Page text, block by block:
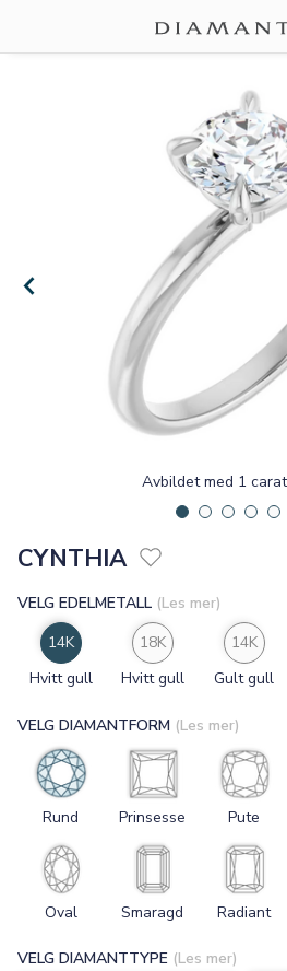
Avbildet med 1
CYNTHIA
VELG DIAMANTTYPE (Les mer)
VELG EDELMETALL (Les mer)
14K
Hvitt gull
18K
Hvitt gull
14K
Gult gull
VELG DIAMANTFORM (Les mer)
Rund Prinsesse Pute
Oval Smaragd Radiant